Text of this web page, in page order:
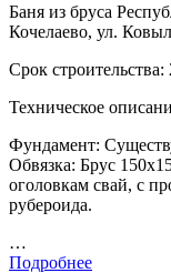
Баня из бруса
Кочелаево, ул.
Срок строительства:
Техническое
Фундамент:
Обвязка: Брус
оголовкам свай, с
рубероида.
…
Подробнее